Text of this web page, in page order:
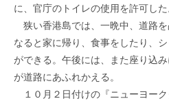
に、官庁のトイレの使用を許可した
狭い香港島では、一晩中、道路
なると家に帰り、食事をしたり、
ができる。午後には、また座り込
が道路にあふれかえる。
１０月２日付けの『ニューヨー